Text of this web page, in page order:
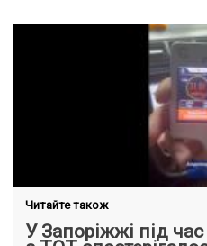
Читайте також
У Запоріжжі під